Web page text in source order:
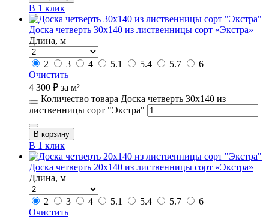
В 1 клик
Доска четверть 30х140 из лиственницы сорт «Экстра»
Длина, м
2 3 4 5.1 5.4 5.7
6
Очистить
4 300 ₽ за м²
Количество товара Доска четверть 30х140 из
лиственницы сорт "Экстра"
В корзину
В 1 клик
Доска четверть 20х140 из лиственницы сорт «Экстра»
Длина, м
2 3 4 5.1 5.4 5.7
6
Очистить